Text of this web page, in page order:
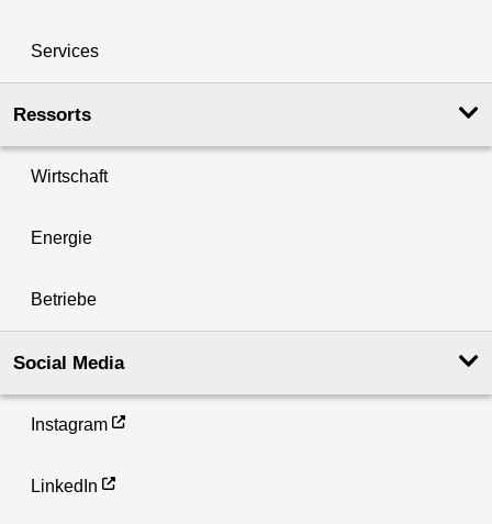
Services
Ressorts
Wirtschaft
Energie
Betriebe
Social Media
Instagram
LinkedIn